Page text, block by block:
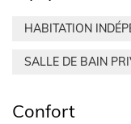
HABITATION
SALLE DE BAIN
Confort